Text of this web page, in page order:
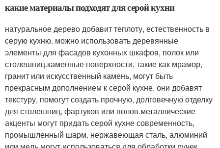
какие материалы подходят для серой кухни
натуральное дерево добавит теплоту, естественность в
серую кухню. можно использовать деревянные
элементы для фасадов кухонных шкафов, полок или
столешниц.каменные поверхности, такие как мрамор,
гранит или искусственный камень, могут быть
прекрасным дополнением к серой кухне. они добавят
текстуру, помогут создать прочную, долговечную отделку
для столешниц, фартуков или полов.металлические
акценты могут придать серой кухне современность,
промышленный шарм. нержавеющая сталь, алюминий